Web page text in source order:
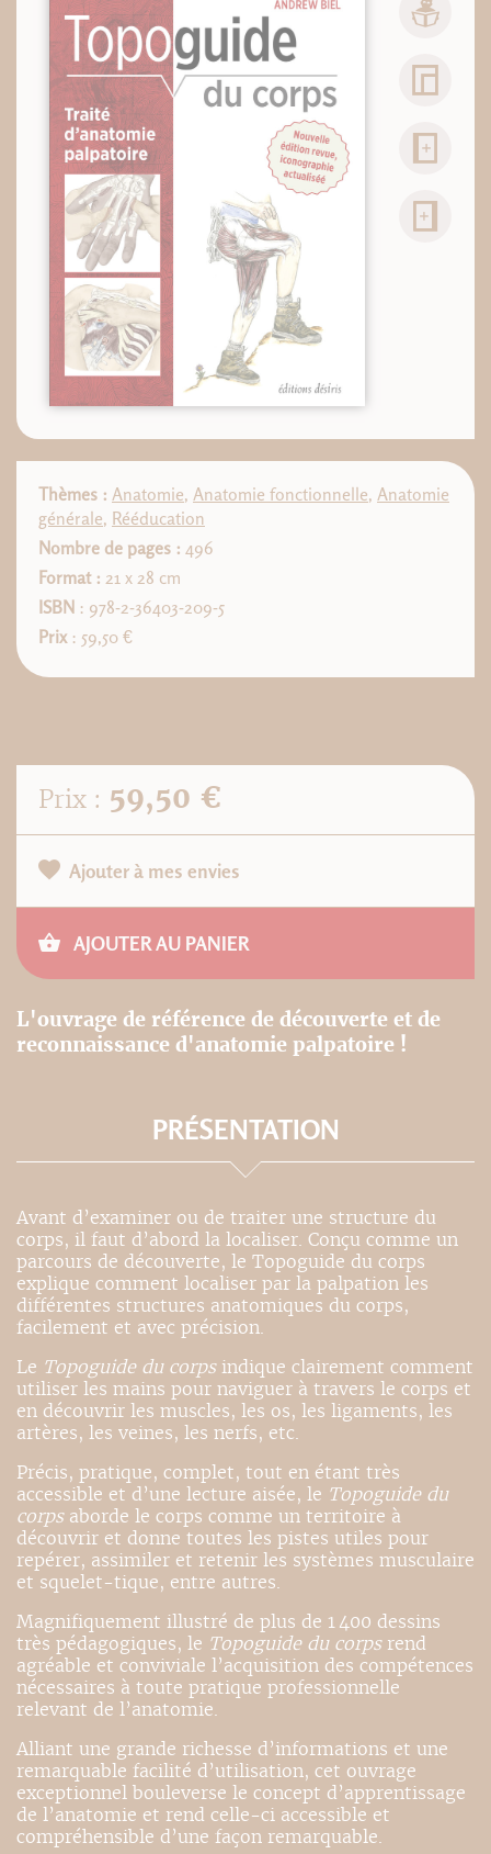
Thèmes : Anatomie, Anatomie fonctionnelle, Anatomie
générale, Rééducation
Nombre de pages : 496
Format : 21 x 28 cm
ISBN : 978-2-36403-209-5
Prix: 59,50 €
Prix : 59,50 €
Ajouter à mes envies
AJOUTER AU PANIER
L'ouvrage de référence de découverte et de
reconnaissance d'anatomie palpatoire !
PRÉSENTATION
Avant d’examiner ou de traiter une structure du
corps, il faut d’abord la localiser. Conçu comme un
parcours de découverte, le Topoguide du corps
explique comment localiser par la palpation les
différentes structures anatomiques du corps,
facilement et avec précision.
Le Topoguide du corpsindique clairement comment
utiliser les mains pour naviguer à travers le corps et
en découvrir les muscles, les os, les ligaments, les
artères, les veines, les nerfs, etc.
Précis, pratique, complet, tout en étant très
accessible et d’une lecture aisée, le Topoguide du
corpsaborde le corps comme un territoire à
découvrir et donne toutes les pistes utiles pour
repérer, assimiler et retenir les systèmes musculaire
et squelet-tique, entre autres.
Magnifiquement illustré de plus de 1 400 dessins
très pédagogiques, le Topoguide du corpsrend
agréable et conviviale l’acquisition des compétences
nécessaires à toute pratique professionnelle
relevant de l’anatomie.
Alliant une grande richesse d’informations et une
remarquable facilité d’utilisation, cet ouvrage
exceptionnel bouleverse le concept d’apprentissage
de l’anatomie et rend celle-ci accessible et
compréhensible d’une façon remarquable.